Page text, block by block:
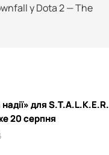
у Dota 2 — The
надії» для S.T.A.L.K.E.R.
20 серпня